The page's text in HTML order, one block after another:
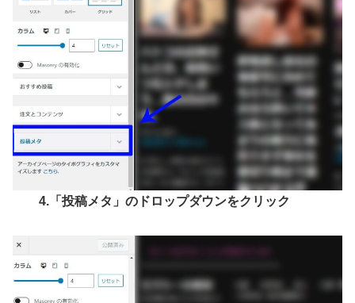
4.「投稿メタ」のドロップダウンをクリック